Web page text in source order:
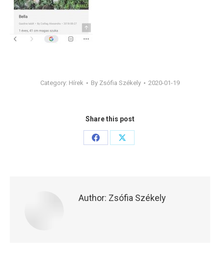
Category: Hírek By Zsófia Székely 2020-01-19
Share this post
Share
Share
Author: Zsófia Székely